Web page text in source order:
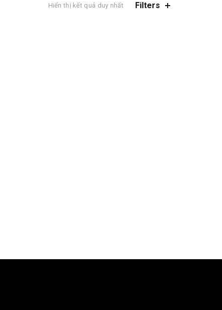
Hiển thị kết quả duy nhất Filters